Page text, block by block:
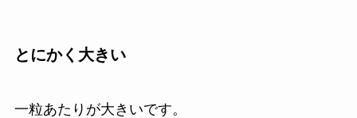
とにかく大きい
一粒あたりが大きいです。